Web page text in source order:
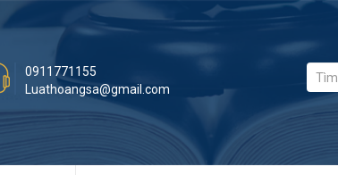
0911771155
Luathoangsa@gmail.com